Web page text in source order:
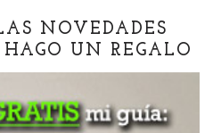
NOVEDADES
UN REGALO